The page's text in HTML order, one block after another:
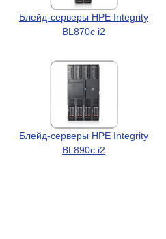
Блейд-серверы HPE Integrity
BL870c i2
Блейд-серверы HPE Integrity
BL890c i2